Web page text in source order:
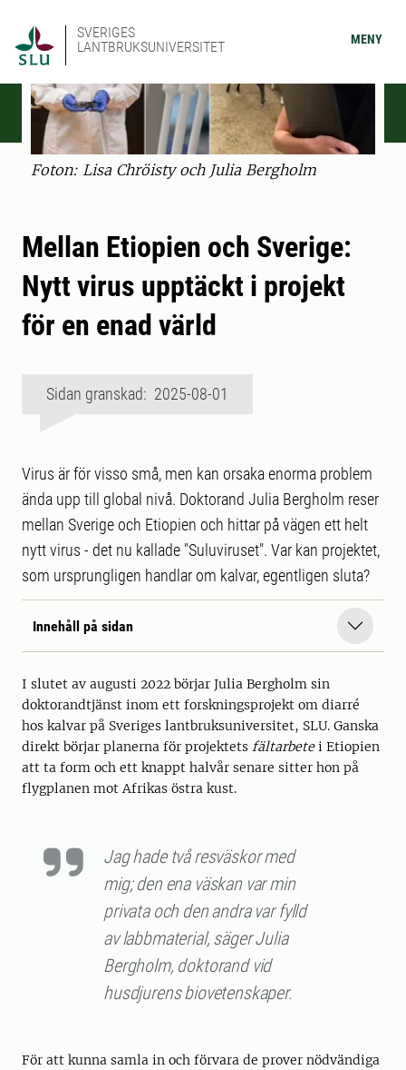
SVERIGES
LANTBRUKSUNIVERSITET
MENY
Foton: Lisa Chröisty och Julia Bergholm
Mellan Etiopien och Sverige:
Nytt virus upptäckt i projekt
för en enad värld
Sidan granskad: 2025-08-01
Virus är för visso små, men kan orsaka enorma problem
ända upp till global nivå. Doktorand Julia Bergholm reser
mellan Sverige och Etiopien och hittar på vägen ett helt
nytt virus - det nu kallade "Suluviruset". Var kan projektet,
som ursprungligen handlar om kalvar, egentligen sluta?
Innehåll på sidan
I slutet av augusti 2022 börjar Julia Bergholm sin
doktorandtjänst inom ett forskningsprojekt om diarré
hos kalvar på Sveriges lantbruksuniversitet, SLU. Ganska
direkt börjar planerna för projektets fältarbetei Etiopien
att ta form och ett knappt halvår senare sitter hon på
flygplanen mot Afrikas östra kust.
Jag hade två resväskor med
mig; den ena väskan var min
privata och den andra var fylld
av labbmaterial, säger Julia
Bergholm, doktorand vid
husdjurens biovetenskaper.
För att kunna samla in och förvara de prover nödvändiga